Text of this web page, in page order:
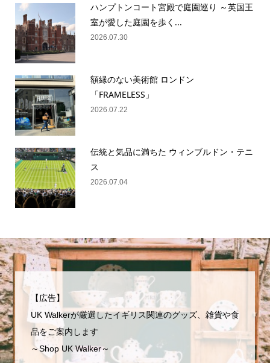
ハンプトンコート宮殿で庭園巡り ～英国王
室が愛した庭園を歩く...
2026.07.30
額縁のない美術館 ロンドン
「FRAMELESS」
2026.07.22
伝統と気品に満ちた ウィンブルドン・テニ
ス
2026.07.04
【広告】
UK Walkerが厳選したイギリス関連のグッズ、雑貨や食
品をご案内します
～Shop UK Walker～